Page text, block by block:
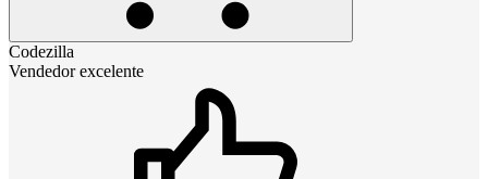
Codezilla
Vendedor excelente